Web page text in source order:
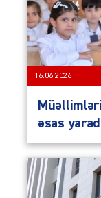
16.06.2026
əsas